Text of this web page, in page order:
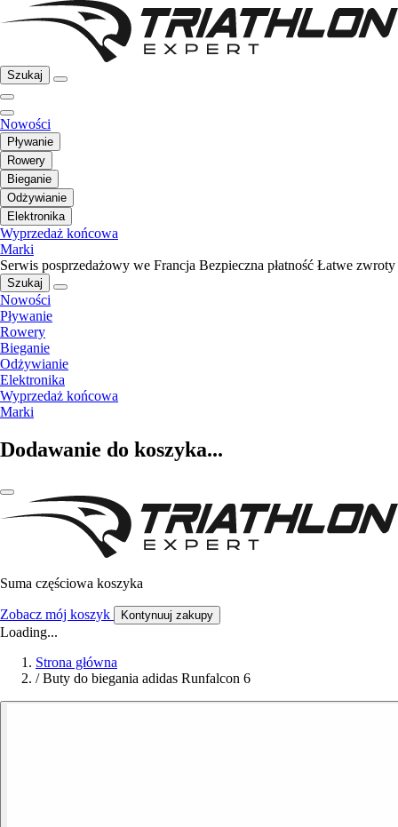
Szukaj
Nowości
Pływanie
Rowery
Bieganie
Odżywianie
Elektronika
Wyprzedaż końcowa
Marki
Serwis posprzedażowy we Francja Bezpieczna płatność Łatwe zwroty
Szukaj
Nowości
Pływanie
Rowery
Bieganie
Odżywianie
Elektronika
Wyprzedaż końcowa
Marki
Dodawanie do koszyka...
Suma częściowa koszyka
Zobacz mój koszyk Kontynuuj zakupy
Loading...
Strona główna
/ Buty do biegania adidas Runfalcon 6